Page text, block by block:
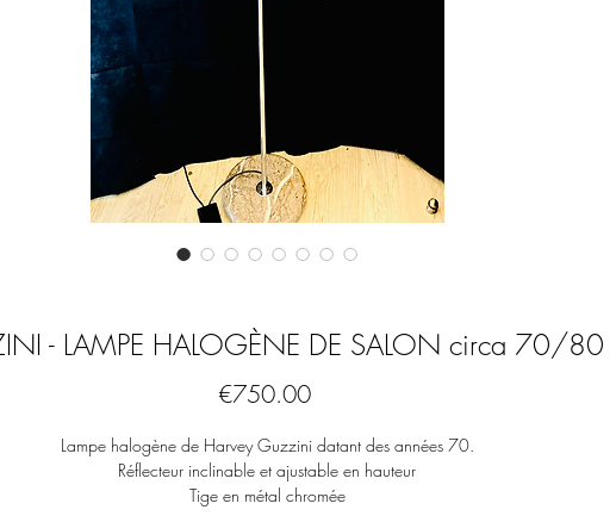
- LAMPE HALOGÈNE DE SALON circa 70/80
€750.00Price
Lampe halogène de Harvey Guzzini datant des années 70.
Réflecteur inclinable et ajustable en hauteur
Tige en métal chromée